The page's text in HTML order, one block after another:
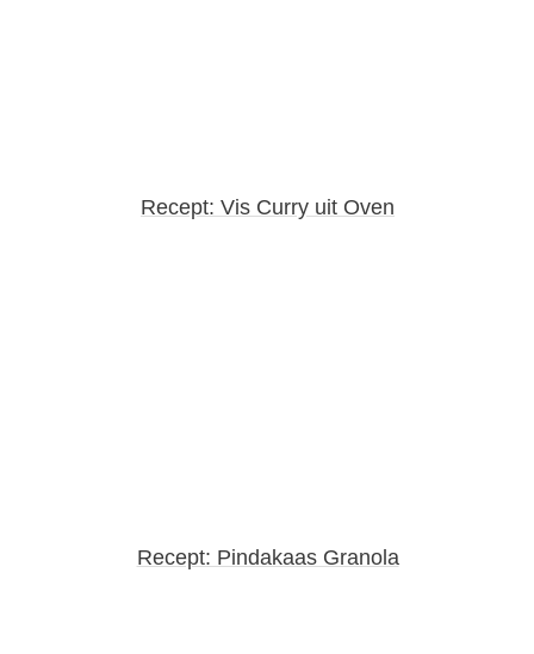
Recept: Vis Curry uit Oven
Recept: Pindakaas Granola